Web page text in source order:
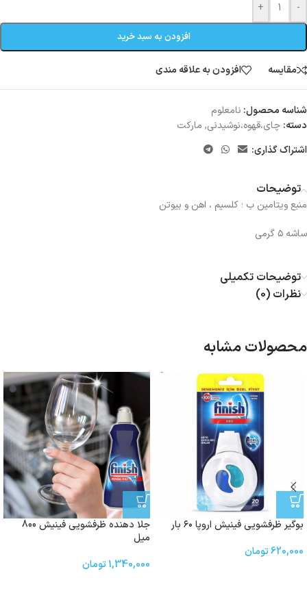
-
+
افزودن به سبد خرید
مقایسه افزودن به علاقه مندی
شناسه محصول: نامعلوم
دسته: چای،قهوه،نوشیدنی, مارکت
اشتراک گذاری:
توضیحات
منبع ویتامین ب ؛ کلسیم ، اهن و بیوتن
ساشه ۵ گرمی
توضیحات تکمیلی
نظرات (0)
محصولات مشابه
بوگیر ظرفشویی فینیش اروپا ۶۰ بار
620,000تومان
جلا دهنده ظرفشویی فینیش 800
میل
1,340,000تومان